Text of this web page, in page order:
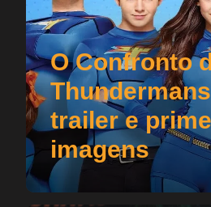
O Confronto
trailer e
imagens